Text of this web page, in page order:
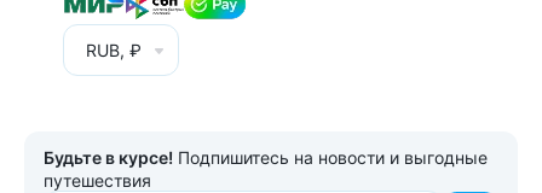
RUB, ₽
Будьте в курсе! Подпишитесь на новости и выгодные
путешествия